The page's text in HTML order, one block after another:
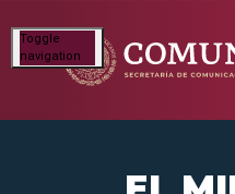
Toggle
navigation